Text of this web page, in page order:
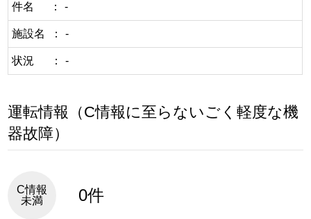
件名 -
施設名 -
状況 -
運転情報（C情報に至らないごく軽度な機
器故障）
C情報
未満
0件